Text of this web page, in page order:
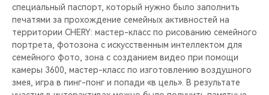
специальный паспорт, который нужно было заполнить
печатями за прохождение семейных активностей на
территории CHERY: мастер-класс по рисованию семейного
портрета, фотозона с искусственным интеллектом для
семейного фото, зона с созданием видео при помощи
камеры 3600, мастер-класс по изготовлению воздушного
змея, игра в пинг-понг и попади «в цель». В результате